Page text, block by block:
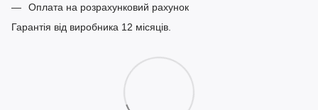
Оплата на розрахунковий рахунок
Гарантія від виробника 12 місяців.